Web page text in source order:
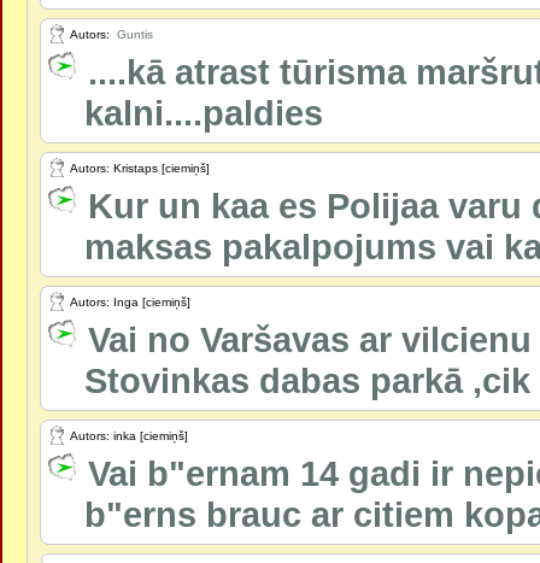
Autors: Guntis
....kā atrast tūrisma
kalni....paldies
Autors: Kristaps [ciemiņš]
Kur un kaa es Polijaa
maksas pakalpojums vai
Autors: Inga [ciemiņš]
Vai no Varšavas ar
Stovinkas dabas parkā
Autors: inka [ciemiņš]
Vai b"ernam 14 gadi ir
b"erns brauc ar citiem